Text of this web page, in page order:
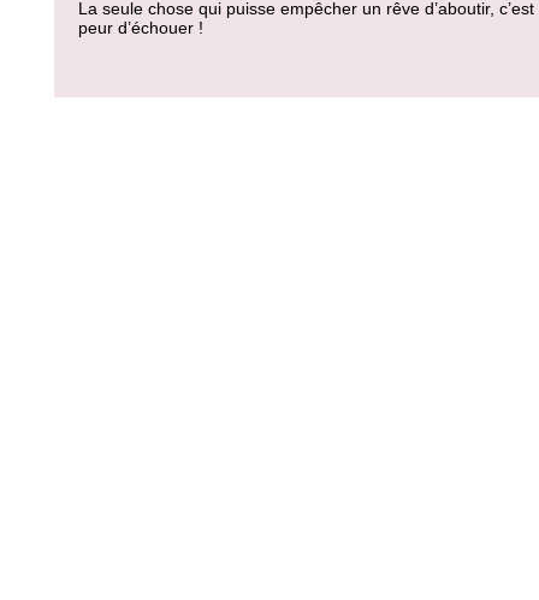
La seule chose qui puisse empêcher un rêve d’aboutir, c’est
peur d’échouer !